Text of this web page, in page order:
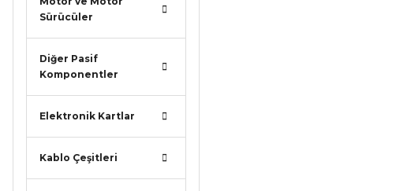
Sürücüler
Diğer Pasif
Komponentler
Elektronik Kartlar
Kablo Çeşitleri